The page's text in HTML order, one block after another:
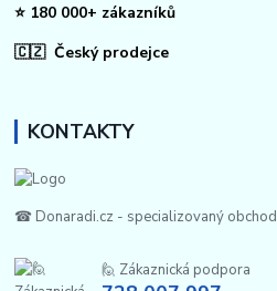
⭐ 180 000+ zákazníků
🇨🇿 Český prodejce
KONTAKTY
☎ Donaradi.cz - specializovaný obchod
🙋 Zákaznická podpora